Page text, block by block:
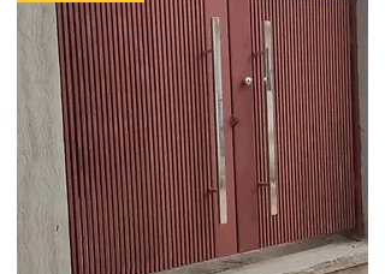
,
0
N
R
o
r
2
0